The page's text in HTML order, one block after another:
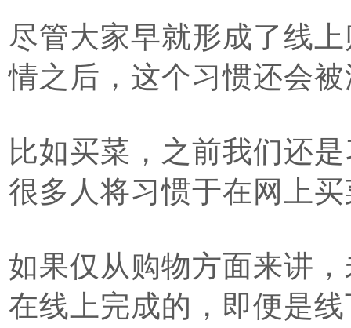
尽管大家早就形成了线
情之后，这个习惯还会
比如买菜，之前我们还
很多人将习惯于在网上
如果仅从购物方面来讲
在线上完成的，即便是